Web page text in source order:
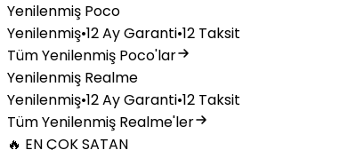
Yenilenmiş Poco
Yenilenmiş•12 Ay Garanti•12 Taksit
Tüm Yenilenmiş Poco'lar
Yenilenmiş Realme
Yenilenmiş•12 Ay Garanti•12 Taksit
Tüm Yenilenmiş Realme'ler
🔥 EN ÇOK SATAN